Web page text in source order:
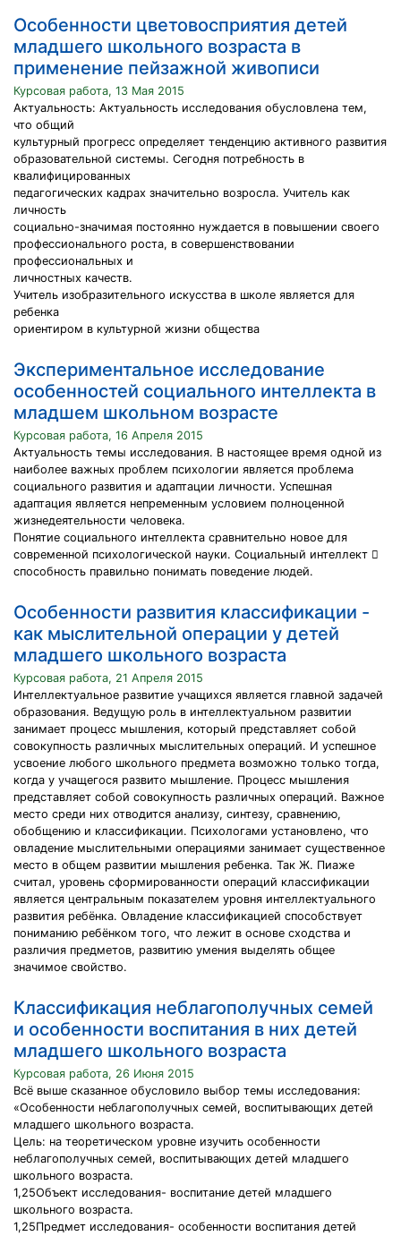
Особенности цветовосприятия детей
младшего школьного возраста в
применение пейзажной живописи
Курсовая работа, 13 Мая 2015
Актуальность: Актуальность исследования обусловлена тем,
что общий
культурный прогресс определяет тенденцию активного развития
образовательной системы. Сегодня потребность в
квалифицированных
педагогических кадрах значительно возросла. Учитель как
личность
социально-значимая постоянно нуждается в повышении своего
профессионального роста, в совершенствовании
профессиональных и
личностных качеств.
Учитель изобразительного искусства в школе является для
ребенка
ориентиром в культурной жизни общества
Экспериментальное исследование
особенностей социального интеллекта в
младшем школьном возрасте
Курсовая работа, 16 Апреля 2015
Актуальность темы исследования. В настоящее время одной из
наиболее важных проблем психологии является проблема
социального развития и адаптации личности. Успешная
адаптация является непременным условием полноценной
жизнедеятельности человека.
Понятие социального интеллекта сравнительно новое для
современной психологической науки. Социальный интеллект 
способность правильно понимать поведение людей.
Особенности развития классификации -
как мыслительной операции у детей
младшего школьного возраста
Курсовая работа, 21 Апреля 2015
Интеллектуальное развитие учащихся является главной задачей
образования. Ведущую роль в интеллектуальном развитии
занимает процесс мышления, который представляет собой
совокупность различных мыслительных операций. И успешное
усвоение любого школьного предмета возможно только тогда,
когда у учащегося развито мышление. Процесс мышления
представляет собой совокупность различных операций. Важное
место среди них отводится анализу, синтезу, сравнению,
обобщению и классификации. Психологами установлено, что
овладение мыслительными операциями занимает существенное
место в общем развитии мышления ребенка. Так Ж. Пиаже
считал, уровень сформированности операций классификации
является центральным показателем уровня интеллектуального
развития ребёнка. Овладение классификацией способствует
пониманию ребёнком того, что лежит в основе сходства и
различия предметов, развитию умения выделять общее
значимое свойство.
Классификация неблагополучных семей
и особенности воспитания в них детей
младшего школьного возраста
Курсовая работа, 26 Июня 2015
Всё выше сказанное обусловило выбор темы исследования:
«Особенности неблагополучных семей, воспитывающих детей
младшего школьного возраста.
Цель: на теоретическом уровне изучить особенности
неблагополучных семей, воспитывающих детей младшего
школьного возраста.
1,25Объект исследования- воспитание детей младшего
школьного возраста.
1,25Предмет исследования- особенности воспитания детей